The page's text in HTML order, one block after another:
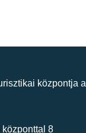
központja a
központtal 8